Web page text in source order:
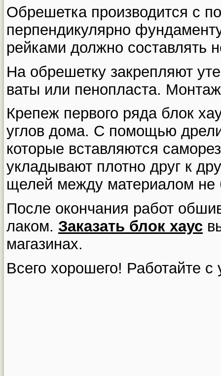
Обрешетка производится с
перпендикулярно
рейками должно составлять
На обрешетку закрепляют
ваты или пенопласта.
Крепеж первого ряда блок
углов дома. С помощью
которые вставляются
укладывают плотно друг к
щелей между материалом не
После окончания работ
лаком. Заказать блок хаус
магазинах.
Всего хорошего! Работайте с